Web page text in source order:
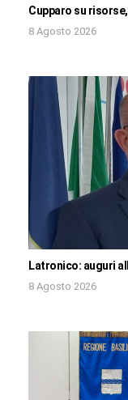
Cupparo su
8 Agosto 2026
Latronico: auguri
8 Agosto 2026